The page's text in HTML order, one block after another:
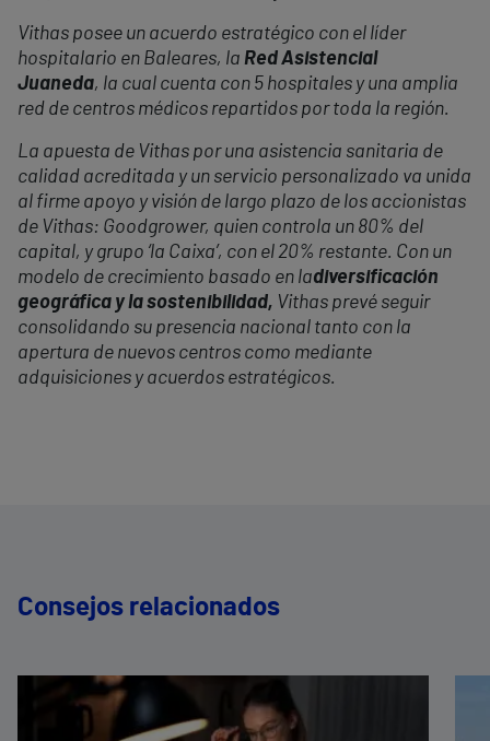
Vithas posee un acuerdo estratégico con el líder
hospitalario en Baleares, la Red Asistencial
Juaneda, la cual cuenta con 5 hospitales y una amplia
red de centros médicos repartidos por toda la región.
La apuesta de Vithas por una asistencia sanitaria de
calidad acreditada y un servicio personalizado va unida
al firme apoyo y visión de largo plazo de los accionistas
de Vithas: Goodgrower, quien controla un 80% del
capital, y grupo ‘la Caixa’, con el 20% restante. Con un
modelo de crecimiento basado en ladiversificación
geográfica y la sostenibilidad, Vithas prevé seguir
consolidando su presencia nacional tanto con la
apertura de nuevos centros como mediante
adquisiciones y acuerdos estratégicos.
Consejos relacionados